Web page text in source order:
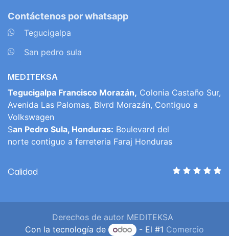
Contáctenos por whatsapp
Tegucigalpa
San pedro sula
MEDITEKSA
Tegucigalpa Francisco Morazán, Colonia Castaño Sur,
Avenida Las Palomas, Blvrd Morazán, Contiguo a
Volkswagen
San Pedro Sula, Honduras: Boulevard del
norte contiguo a ferreteria Faraj Honduras
Calidad
Derechos de autor MEDITEKSA
Con la tecnología de
- El #1 Comercio